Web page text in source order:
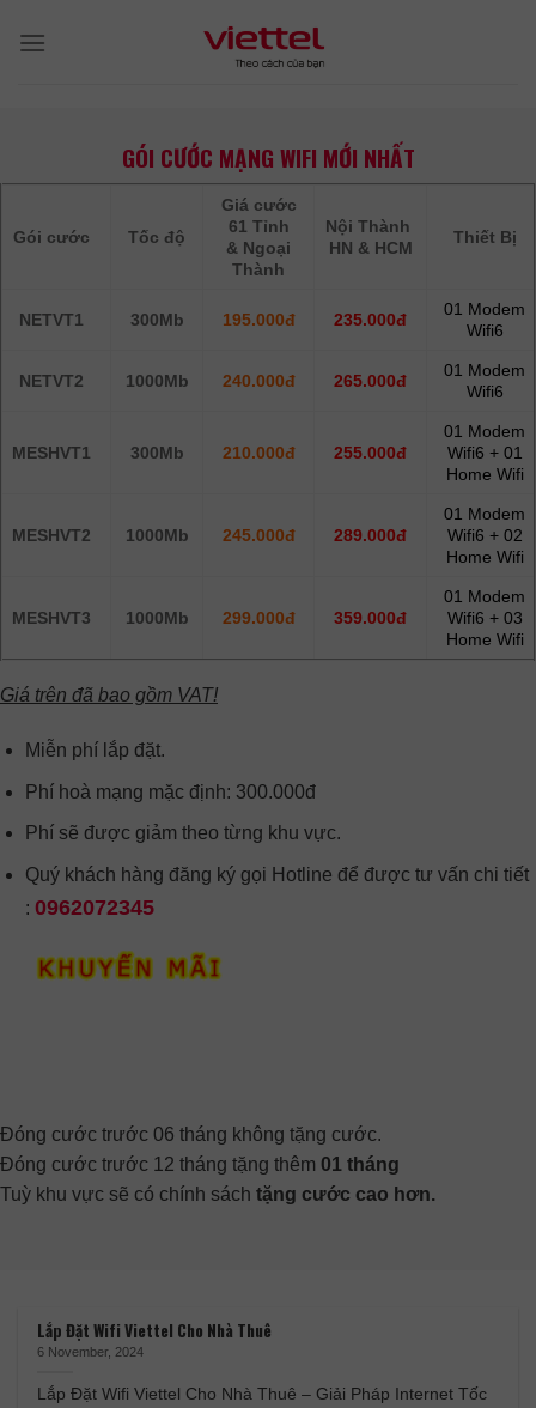
GÓI CƯỚC MẠNG WIFI MỚI NHẤT
Gói cước Tốc độ
Giá cước
61 Tỉnh
& Ngoại
Thành
Nội Thành
HN & HCM
Thiết Bị
NETVT1 300Mb 195.000đ 235.000đ
01 Modem
Wifi6
NETVT2 1000Mb 240.000đ 265.000đ
01 Modem
Wifi6
MESHVT1 300Mb 210.000đ 255.000đ
01 Modem
Wifi6 + 01
Home Wifi
MESHVT2 1000Mb 245.000đ 289.000đ
01 Modem
Wifi6 + 02
Home Wifi
MESHVT3 1000Mb 299.000đ 359.000đ
01 Modem
Wifi6 + 03
Home Wifi
Giá trên đã bao gồm VAT!
Miễn phí lắp đặt.
Phí hoà mạng mặc định: 300.000đ
Phí sẽ được giảm theo từng khu vực.
Quý khách hàng đăng ký gọi Hotline để được tư vấn chi tiết
: 0962072345
Đóng cước trước 06 tháng không tặng cước.
Đóng cước trước 12 tháng tặng thêm 01 tháng
Tuỳ khu vực sẽ có chính sách tặng cước cao hơn.
Lắp Đặt Wifi Viettel Cho Nhà Thuê
6 November, 2024
Lắp Đặt Wifi Viettel Cho Nhà Thuê – Giải Pháp Internet Tốc